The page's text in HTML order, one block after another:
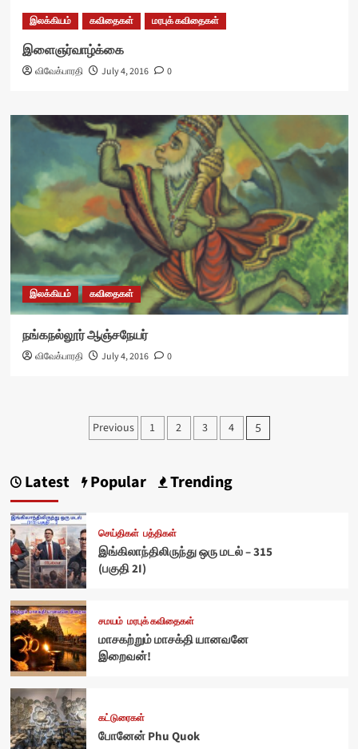
இலக்கியம் கவிதைகள் மரபுக் கவிதைகள்
இளைஞர்வாழ்க்கை
விவேக்பாரதி July 4, 2016 0
இலக்கியம் கவிதைகள்
நங்கநல்லூர் ஆஞ்சநேயர்
விவேக்பாரதி July 4, 2016 0
Posts
Previous 1 2 3 4 5
Latest Popular Trending
செய்திகள் பத்திகள்
இங்கிலாந்திலிருந்து ஒரு மடல் – 315
(பகுதி 2I)
சமயம் மரபுக் கவிதைகள்
மாசகற்றும் மாசக்தி யானவனே
இறைவன்!
கட்டுரைகள்
போனேன் Phu Quok